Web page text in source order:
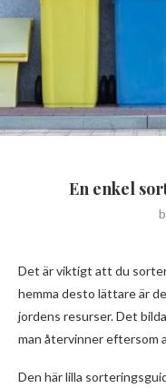
En enkel
Det är viktigt att du
hemma desto lättare är
jordens resurser. Det
man återvinner eftersom
Den här lilla